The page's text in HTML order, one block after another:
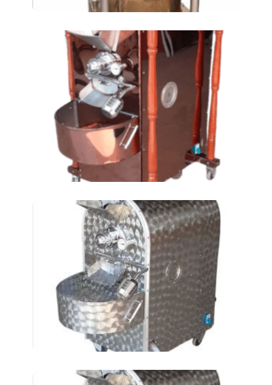
Обжарка нута
АТ-24LКМ (3 ТИНЕРА)
Аппарат для обжарки
нута АТ-40 LКМ (5
ИНН)